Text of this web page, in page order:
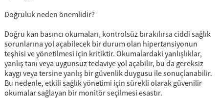
Doğruluk neden önemlidir?
Doğru kan basıncı okumaları, kontrolsüz bırakılırsa ciddi sağlık
sorunlarına yol açabilecek bir durum olan hipertansiyonun
teşhisi ve yönetilmesi için kritiktir. Okumalardaki yanlışlıklar,
yanlış tanı veya uygunsuz tedaviye yol açabilir, bu da gereksiz
kaygı veya tersine yanlış bir güvenlik duygusu ile sonuçlanabilir.
Bu nedenle, etkili sağlık yönetimi için sürekli olarak güvenilir
okumalar sağlayan bir monitör seçilmesi esastır.